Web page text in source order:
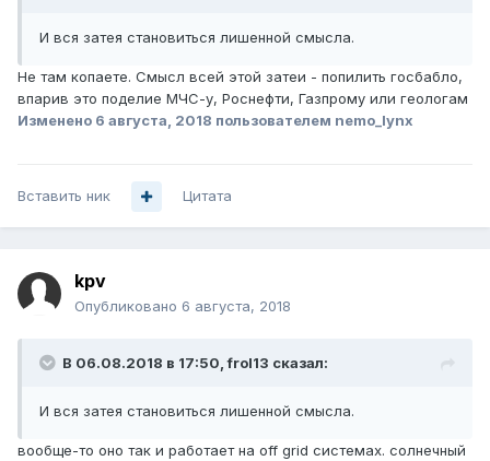
И вся затея становиться лишенной смысла.
Не там копаете. Смысл всей этой затеи - попилить госбабло,
впарив это поделие МЧС-у, Роснефти, Газпрому или геологам
Изменено 6 августа, 2018 пользователем nemo_lynx
Вставить ник Цитата
kpv
Опубликовано 6 августа, 2018
В 06.08.2018 в 17:50,frol13 сказал:
И вся затея становиться лишенной смысла.
вообще-то оно так и работает на off grid системах. солнечный